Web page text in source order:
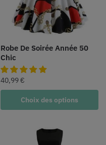
Robe De Soirée Année 50
Chic
40,99 €
Choix des options